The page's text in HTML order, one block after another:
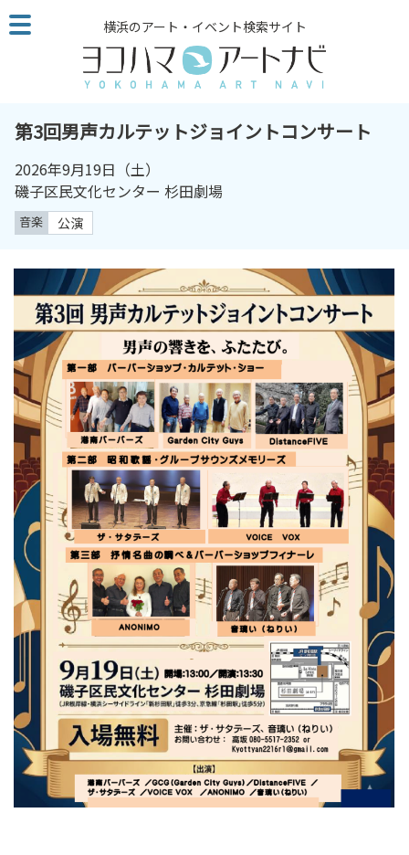
こ
の
他
ペ
ジ
へ
の
リ
ン
ク
へ
ス
キ
プ
記
事
ス
キ
ッ
横浜のアート・イベント検索サイト
第3回男声カルテットジョイントコンサート
2026年9月19日（土）
磯子区民文化センター 杉田劇場
音楽 公演